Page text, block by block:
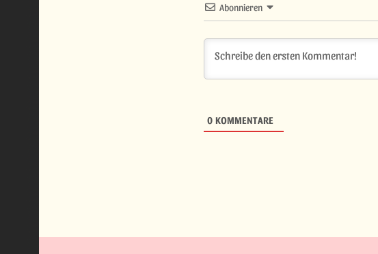
Abonnieren
0 KOMMENTARE